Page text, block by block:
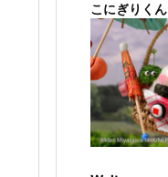
こにぎりくん